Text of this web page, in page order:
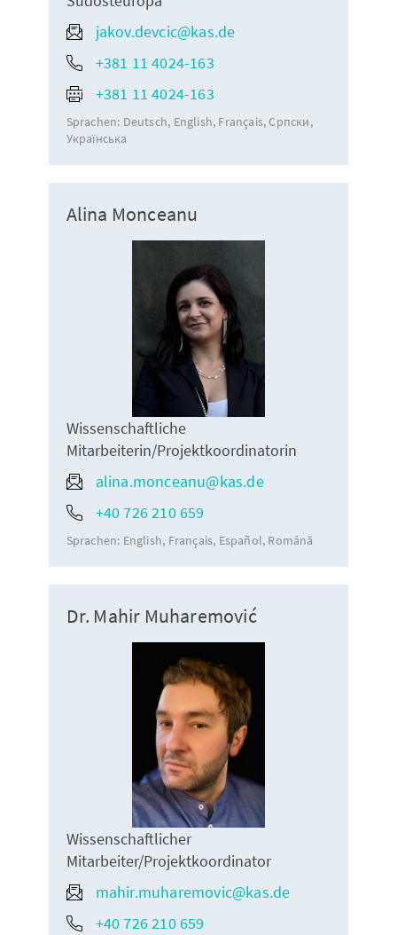
jakov.devcic@kas.de
+381 11 4024-163
+381 11 4024-163
Sprachen: Deutsch English Français Српски
Українська
Alina Monceanu
Wissenschaftliche
Mitarbeiterin/Projektkoordinatorin
alina.monceanu@kas.de
+40 726 210 659
Sprachen: English Français Español Română
Dr. Mahir Muharemović
Wissenschaftlicher
Mitarbeiter/Projektkoordinator
mahir.muharemovic@kas.de
+40 726 210 659